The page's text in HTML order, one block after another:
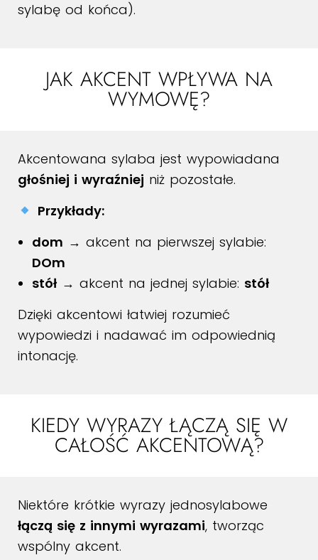
sylabę od końca).
JAK AKCENT WPŁYWA NA
WYMOWĘ?
Akcentowana sylaba jest wypowiadana
głośniej i wyraźniej niż pozostałe.
Przykłady:
dom → akcent na pierwszej sylabie:
DOm
stół → akcent na jednej sylabie: stół
Dzięki akcentowi łatwiej rozumieć
wypowiedzi i nadawać im odpowiednią
intonację.
KIEDY WYRAZY ŁĄCZĄ SIĘ W
CAŁOŚĆ AKCENTOWĄ?
Niektóre krótkie wyrazy jednosylabowe
łączą się z innymi wyrazami, tworząc
wspólny akcent.